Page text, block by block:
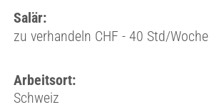
Salär:
zu verhandeln CHF - 40 Std/Woche
Arbeitsort:
Schweiz